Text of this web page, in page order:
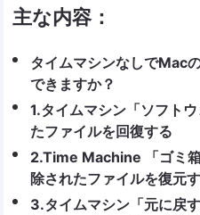
主な内容：
タイムマシンなしでMac
できますか？
1.タイムマシン「ソフト
たファイルを回復する
2.Time Machine 「ゴミ
除されたファイルを復元
3.タイムマシン「元に戻